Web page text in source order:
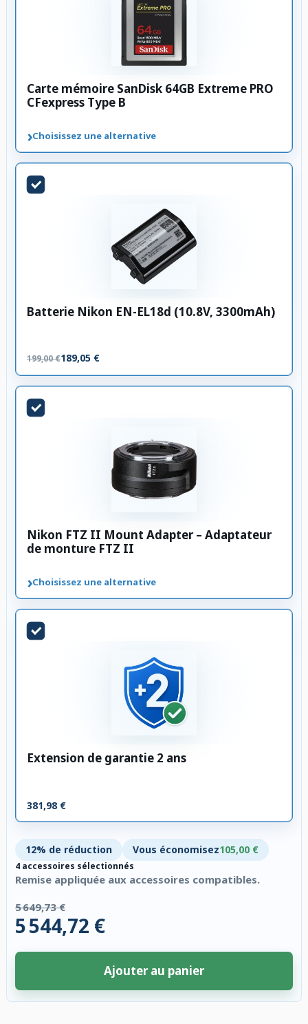
Carte mémoire SanDisk 64GB Extreme PRO
CFexpress Type B
›Choisissez une alternative
Batterie Nikon EN-EL18d (10.8V, 3300mAh)
199,00 €189,05 €
Nikon FTZ II Mount Adapter – Adaptateur
de monture FTZ II
›Choisissez une alternative
Extension de garantie 2 ans
381,98 €
12% de réduction Vous économisez105,00 €
4 accessoires sélectionnés
Remise appliquée aux accessoires compatibles.
5 649,73 €
5 544,72 €
Ajouter au panier